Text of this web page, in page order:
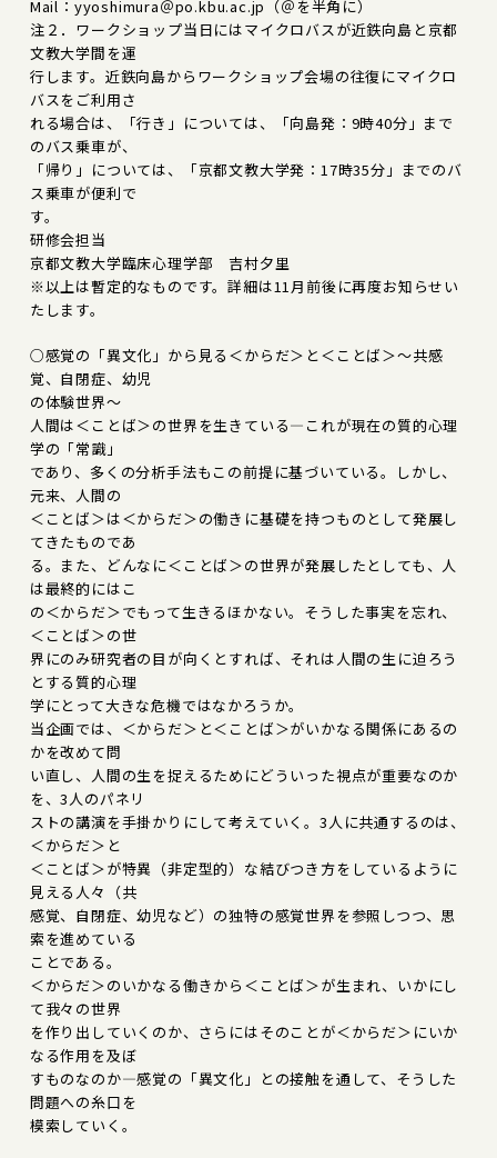
Mail：yyoshimura＠po.kbu.ac.jp（＠を半角に）
注２．ワークショップ当日にはマイクロバスが近鉄向島と京都
文教大学間を運
行します。近鉄向島からワークショップ会場の往復にマイクロ
バスをご利用さ
れる場合は、「行き」については、「向島発：9時40分」まで
のバス乗車が、
「帰り」については、「京都文教大学発：17時35分」までのバ
ス乗車が便利で
す。
研修会担当
京都文教大学臨床心理学部 吉村夕里
※以上は暫定的なものです。詳細は11月前後に再度お知らせい
たします。
○感覚の「異文化」から見る＜からだ＞と＜ことば＞～共感
覚、自閉症、幼児
の体験世界～
人間は＜ことば＞の世界を生きている―これが現在の質的心理
学の「常識」
であり、多くの分析手法もこの前提に基づいている。しかし、
元来、人間の
＜ことば＞は＜からだ＞の働きに基礎を持つものとして発展し
てきたものであ
る。また、どんなに＜ことば＞の世界が発展したとしても、人
は最終的にはこ
の＜からだ＞でもって生きるほかない。そうした事実を忘れ、
＜ことば＞の世
界にのみ研究者の目が向くとすれば、それは人間の生に迫ろう
とする質的心理
学にとって大きな危機ではなかろうか。
当企画では、＜からだ＞と＜ことば＞がいかなる関係にあるの
かを改めて問
い直し、人間の生を捉えるためにどういった視点が重要なのか
を、3人のパネリ
ストの講演を手掛かりにして考えていく。3人に共通するのは、
＜からだ＞と
＜ことば＞が特異（非定型的）な結びつき方をしているように
見える人々（共
感覚、自閉症、幼児など）の独特の感覚世界を参照しつつ、思
索を進めている
ことである。
＜からだ＞のいかなる働きから＜ことば＞が生まれ、いかにし
て我々の世界
を作り出していくのか、さらにはそのことが＜からだ＞にいか
なる作用を及ぼ
すものなのか―感覚の「異文化」との接触を通して、そうした
問題への糸口を
模索していく。